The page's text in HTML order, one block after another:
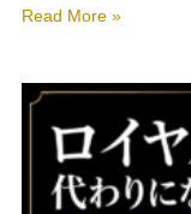
Read More »